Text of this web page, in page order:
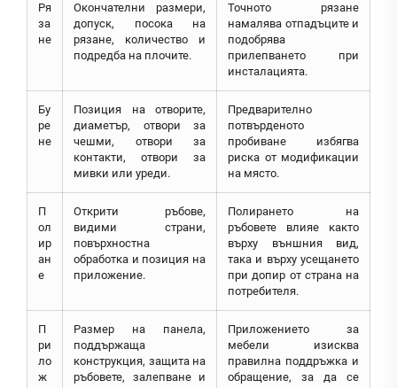
Ря
за
не
Окончателни размери,
допуск, посока на
рязане, количество и
подредба на плочите.
Точното рязане
намалява отпадъците и
подобрява
прилепването при
инсталацията.
Бу
ре
не
Позиция на отворите,
диаметър, отвори за
чешми, отвори за
контакти, отвори за
мивки или уреди.
Предварително
потвърденото
пробиване избягва
риска от модификации
на място.
П
ол
ир
ан
е
Открити ръбове,
видими страни,
повърхностна
обработка и позиция на
приложение.
Полирането на
ръбовете влияе както
върху външния вид,
така и върху усещането
при допир от страна на
потребителя.
П
ри
ло
ж
Размер на панела,
поддържаща
конструкция, защита на
ръбовете, залепване и
Приложението за
мебели изисква
правилна поддръжка и
обращение, за да се